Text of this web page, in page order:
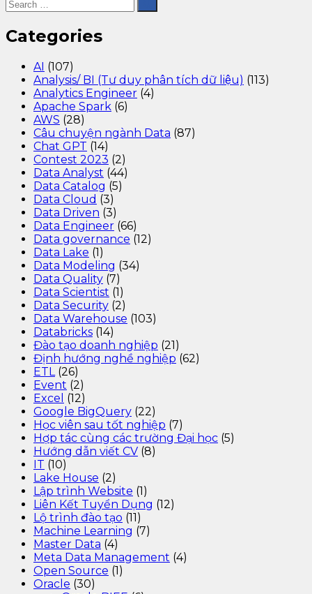
Categories
AI (107)
Analysis/ BI (Tư duy phân tích dữ liệu) (113)
Analytics Engineer (4)
Apache Spark (6)
AWS (28)
Câu chuyện ngành Data (87)
Chat GPT (14)
Contest 2023 (2)
Data Analyst (44)
Data Catalog (5)
Data Cloud (3)
Data Driven (3)
Data Engineer (66)
Data governance (12)
Data Lake (1)
Data Modeling (34)
Data Quality (7)
Data Scientist (1)
Data Security (2)
Data Warehouse (103)
Databricks (14)
Đào tạo doanh nghiệp (21)
Định hướng nghề nghiệp (62)
ETL (26)
Event (2)
Excel (12)
Google BigQuery (22)
Học viên sau tốt nghiệp (7)
Hợp tác cùng các trường Đại học (5)
Hướng dẫn viết CV (8)
IT (10)
Lake House (2)
Lập trình Website (1)
Liên Kết Tuyển Dụng (12)
Lộ trình đào tạo (11)
Machine Learning (7)
Master Data (4)
Meta Data Management (4)
Open Source (1)
Oracle (30)